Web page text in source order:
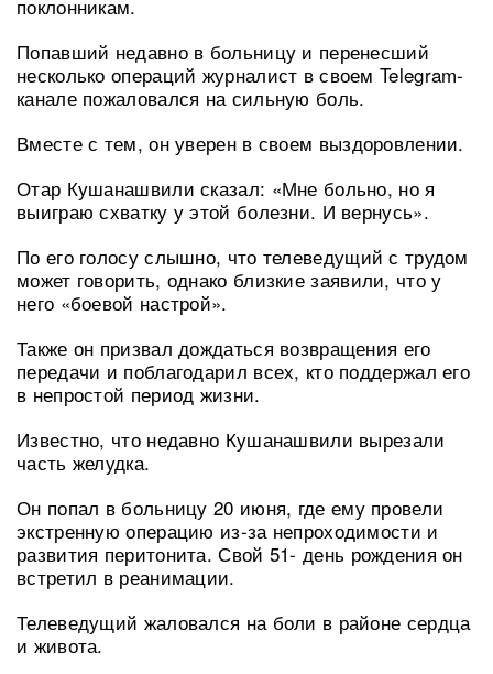
поклонникам.
Попавший недавно в больницу и перенесший
несколько операций журналист в своем Telegram-
канале пожаловался на сильную боль.
Вместе с тем, он уверен в своем выздоровлении.
Отар Кушанашвили сказал: «Мне больно, но я
выиграю схватку у этой болезни. И вернусь».
По его голосу слышно, что телеведущий с трудом
может говорить, однако близкие заявили, что у
него «боевой настрой».
Также он призвал дождаться возвращения его
передачи и поблагодарил всех, кто поддержал его
в непростой период жизни.
Известно, что недавно Кушанашвили вырезали
часть желудка.
Он попал в больницу 20 июня, где ему провели
экстренную операцию из-за непроходимости и
развития перитонита. Свой 51- день рождения он
встретил в реанимации.
Телеведущий жаловался на боли в районе сердца
и живота.